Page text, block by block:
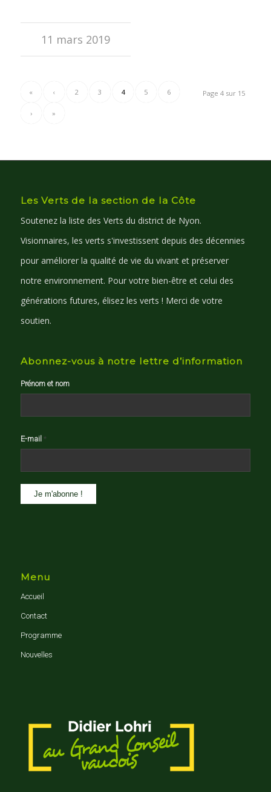
11 mars 2019
Page 4 sur 15
« ‹ 2 3 4 5 6
› »
Les Verts de la section de la Côte
Soutenez la liste des Verts du district de Nyon.
Visionnaires, les verts s'investissent depuis des décennies
pour améliorer la qualité de vie du vivant et préserver
notre environnement. Pour votre bien-être et celui des
générations futures, élisez les verts ! Merci de votre
soutien.
Abonnez-vous à notre lettre d’information
Prénom et nom
E-mail *
Menu
Accueil
Contact
Programme
Nouvelles